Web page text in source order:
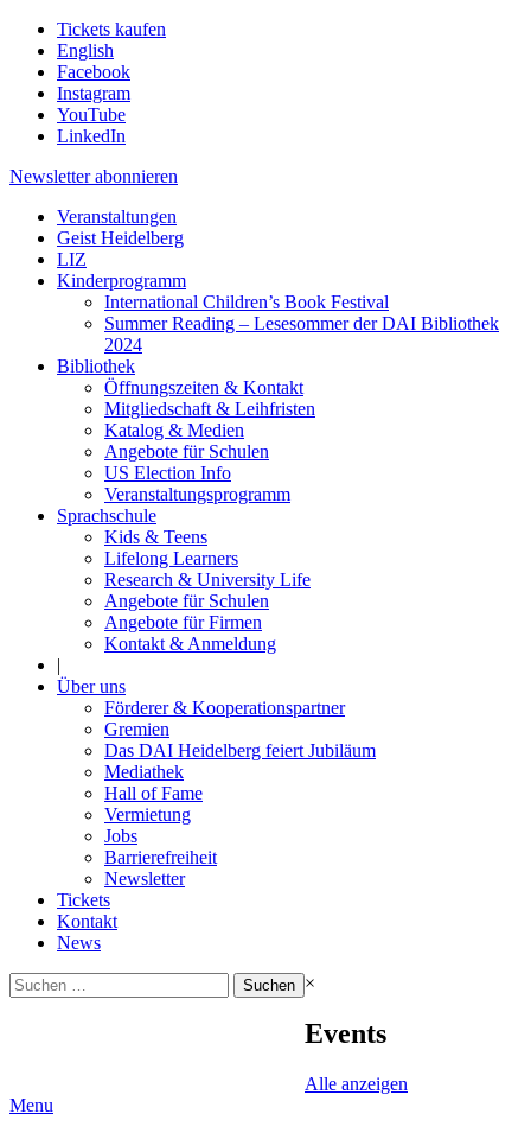
Tickets kaufen
English
Facebook
Instagram
YouTube
LinkedIn
Newsletter abonnieren
Veranstaltungen
Geist Heidelberg
LIZ
Kinderprogramm
International Children’s Book Festival
Summer Reading – Lesesommer der DAI Bibliothek
2024
Bibliothek
Öffnungszeiten & Kontakt
Mitgliedschaft & Leihfristen
Katalog & Medien
Angebote für Schulen
US Election Info
Veranstaltungsprogramm
Sprachschule
Kids & Teens
Lifelong Learners
Research & University Life
Angebote für Schulen
Angebote für Firmen
Kontakt & Anmeldung
|
Über uns
Förderer & Kooperationspartner
Gremien
Das DAI Heidelberg feiert Jubiläum
Mediathek
Hall of Fame
Vermietung
Jobs
Barrierefreiheit
Newsletter
Tickets
Kontakt
News
Suchen
nach:
×
Events
Alle anzeigen
Menu